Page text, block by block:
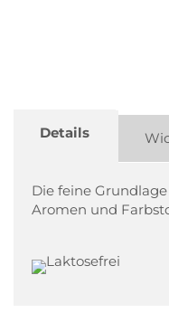
Details
Die feine
Aromen und